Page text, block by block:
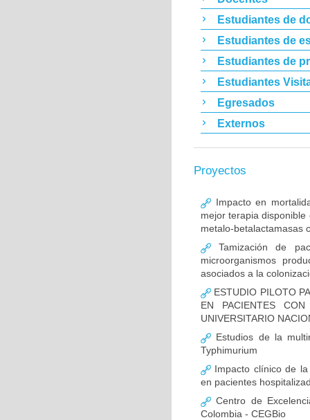
Estudiantes de
Estudiantes de
Estudiantes de
Estudiantes
Egresados
Externos
Proyectos
Impacto en
mejor terapia
metalo-betalactamasas
Tamización de
microorganismos
asociados a la
ESTUDIO PILOTO
EN PACIENTES
UNIVERSITARIO
Estudios de la
Typhimurium
Impacto clínico de
en pacientes
Centro de
Colombia - CEGBio